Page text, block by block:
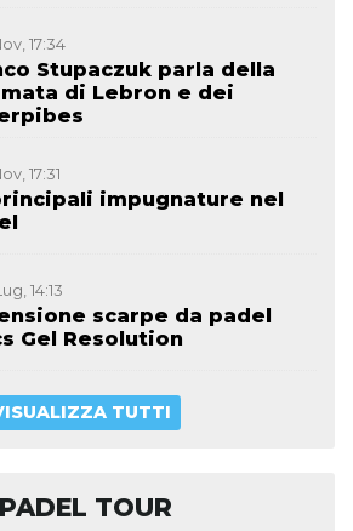
17:34
Stupaczuk parla della
di Lebron e dei
17:31
impugnature nel
14:13
scarpe da padel
Gel Resolution
TUTTI
TOUR